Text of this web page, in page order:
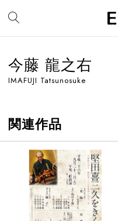
今藤 龍之右
IMAFUJI Tatsunosuke
関連作品